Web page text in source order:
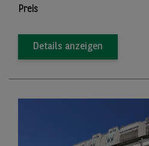
Preis
Details anzeigen